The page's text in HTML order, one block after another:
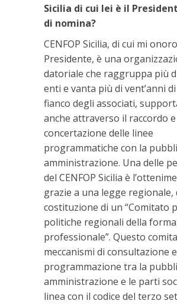
Sicilia di cui lei è il
di nomina?
CENFOP Sicilia, di cui mi
Presidente, è una
datoriale che raggruppa più
enti e vanta più di vent’anni
fianco degli associati,
anche attraverso il raccordo
concertazione delle linee
programmatiche con la
amministrazione. Una delle
del CENFOP Sicilia è
grazie a una legge regionale,
costituzione di un “Comitato
politiche regionali della
professionale”. Questo
meccanismi di consultazione
programmazione tra la
amministrazione e le parti
linea con il codice del terzo